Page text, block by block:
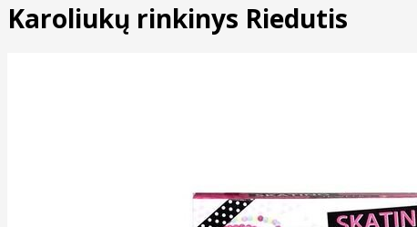
Karoliukų rinkinys Riedutis